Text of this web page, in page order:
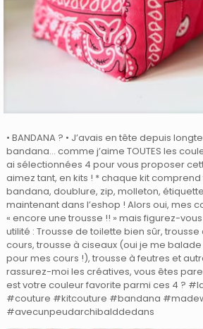
• BANDANA ? • J’avais en tête depuis
bandana… comme j’aime TOUTES les
ai sélectionnées 4 pour vous proposer
aimez tant, en kits ! * chaque kit
bandana, doublure, zip, molleton,
maintenant dans l’eshop ! Alors oui, mes
« encore une trousse !! » mais figurez-
utilité : Trousse de toilette bien sûr,
cours, trousse à ciseaux (oui je me
pour mes cours !), trousse à feutres et
rassurez-moi les créatives, vous êtes
est votre couleur favorite parmi ces 4 ?
#couture #kitcouture #bandana
#avecunpeudarchibalddedans